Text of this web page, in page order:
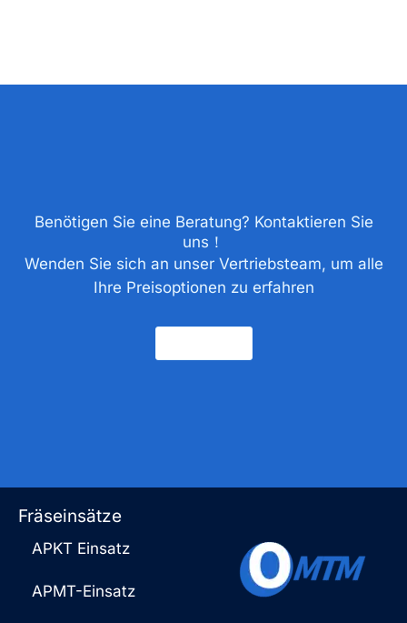
Benötigen Sie eine Beratung? Kontaktieren Sie
uns！
Wenden Sie sich an unser Vertriebsteam, um alle
Ihre Preisoptionen zu erfahren
Fräseinsätze
APKT Einsatz
APMT-Einsatz